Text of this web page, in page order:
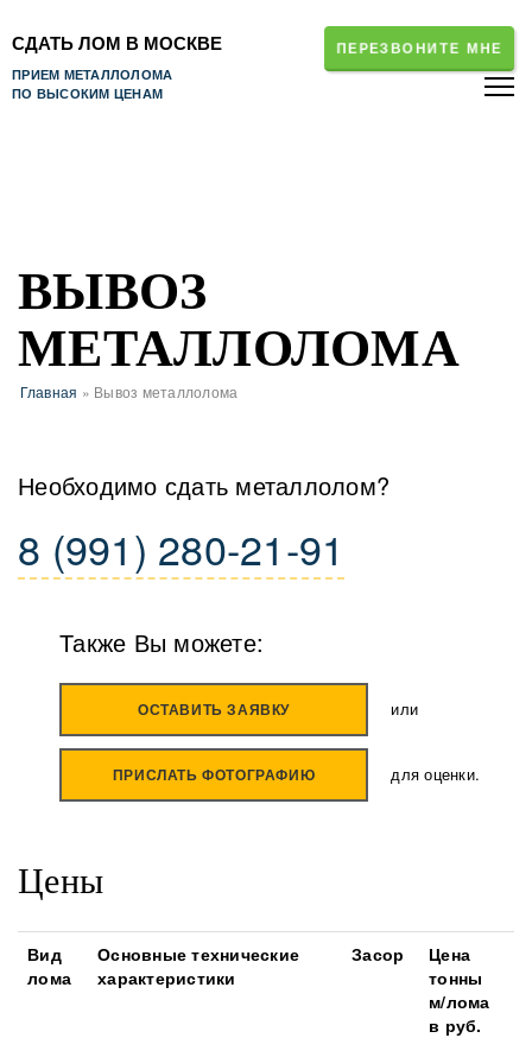
СДАТЬ ЛОМ В МОСКВЕ
ПРИЕМ МЕТАЛЛОЛОМА
ПО ВЫСОКИМ ЦЕНАМ
ПЕРЕЗВОНИТЕ МНЕ
ВЫВОЗ
МЕТАЛЛОЛОМА
Главная » Вывоз металлолома
Необходимо сдать металлолом?
8 (991) 280-21-91
Также Вы можете:
ОСТАВИТЬ ЗАЯВКУ или
ПРИСЛАТЬ ФОТОГРАФИЮ для оценки.
Цены
Вид
лома
Основные технические
характеристики
Засор
Цена
тонны
м/лома
в руб.